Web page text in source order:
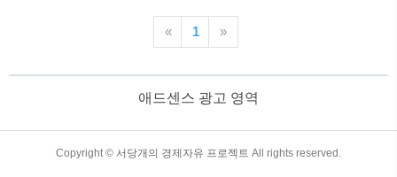
세히 설명합니다. 목차 다우지수와 나스
닥지수: 차이점과 투자 전략 1. 다우지
산업평균지수(Dow Jones Industrial
(NASDAQ Composite Index)입니다. 두 지
수는 시장을 반영하는 방식이 다르고 포함
« 1 »
애드센스 광고 영역
Copyright © 서당개의 경제자유 프로젝트 All rights reserved.
TistoryWhaleSkin3.4